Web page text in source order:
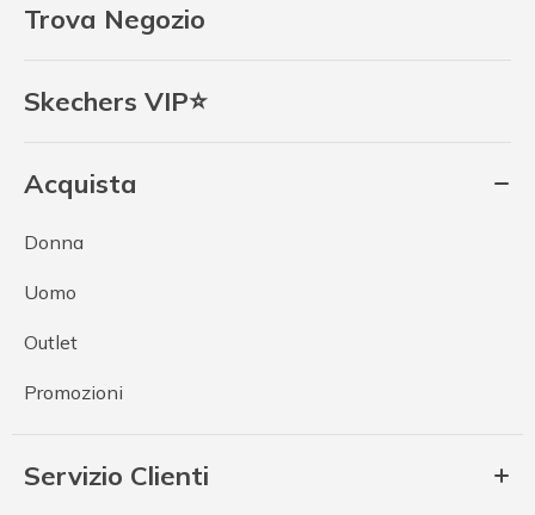
Trova Negozio
Skechers VIP⭐
Acquista
Donna
Uomo
Outlet
Promozioni
Servizio Clienti